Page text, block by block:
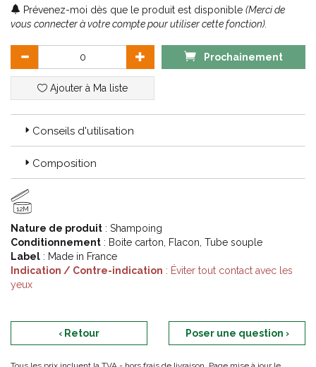
pellicules.
Prévenez-moi dès que le produit est disponible (Merci de
vous connecter à votre compte pour utiliser cette fonction).
Prochainement
Ajouter à Ma liste
Conseils d'utilisation
Composition
12M
Nature de produit : Shampoing
Conditionnement : Boite carton, Flacon, Tube souple
Label : Made in France
Indication / Contre-indication : Éviter tout contact avec les
yeux
‹ Retour Poser une question ›